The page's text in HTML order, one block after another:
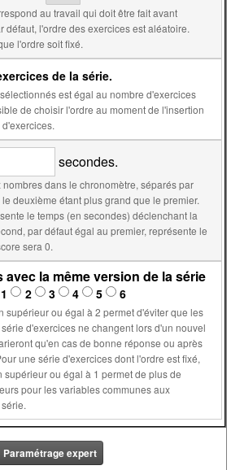
au travail qui doit être fait avant
défaut, l'ordre des exercices est aléatoire.
l'ordre soit fixé.
de la série.
est égal au nombre d'exercices
secondes.
dans le chronomètre, séparés par
deuxième étant plus grand que le premier.
le temps (en secondes) déclenchant la
sera 0.
avec la même version de la série
1 2 3 4 5 6
ou égal à 2 permet d'éviter que les
d'exercices ne changent lors d'un nouvel
égal à 1 permet de plus de
pour les variables communes aux
de la série.
Paramétrage expert